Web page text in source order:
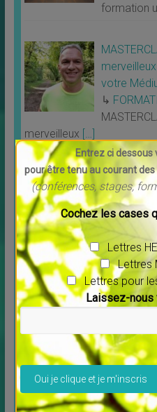
formation
votre
↳
merveilleux […]
↳
Nouvel
Un peu de
Entrez ci dessous
pour être tenu au courant
(conférences, stages,
Cochez les cases
Lettres
Lettres
Lettres pour
Laissez-nous
Veuillez laisser ce champ